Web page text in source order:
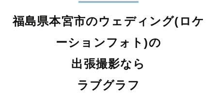
福島県本宮市のウェディング(ロケ
ーションフォト)の
出張撮影なら
ラブグラフ